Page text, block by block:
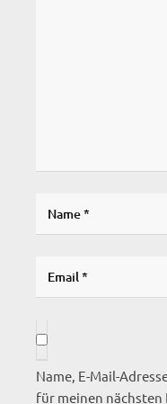
Name, E-Mail-
für meinen nächsten